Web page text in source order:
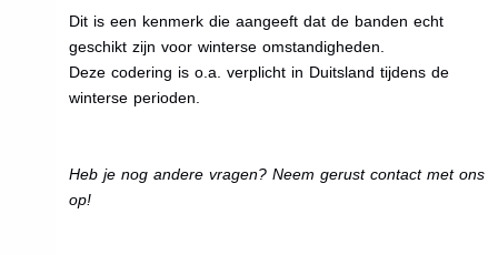
Dit is een kenmerk die aangeeft dat de banden echt
geschikt zijn voor winterse omstandigheden.
Deze codering is o.a. verplicht in Duitsland tijdens de
winterse perioden.
Heb je nog andere vragen? Neem gerust contact met ons
op!